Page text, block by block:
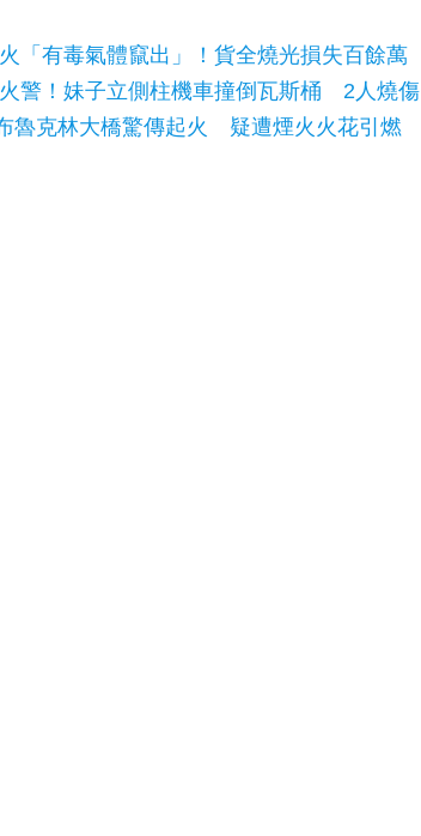
「有毒氣體竄出」！貨全燒光損失百餘萬
警！妹子立側柱機車撞倒瓦斯桶 2人燒傷
魯克林大橋驚傳起火 疑遭煙火火花引燃